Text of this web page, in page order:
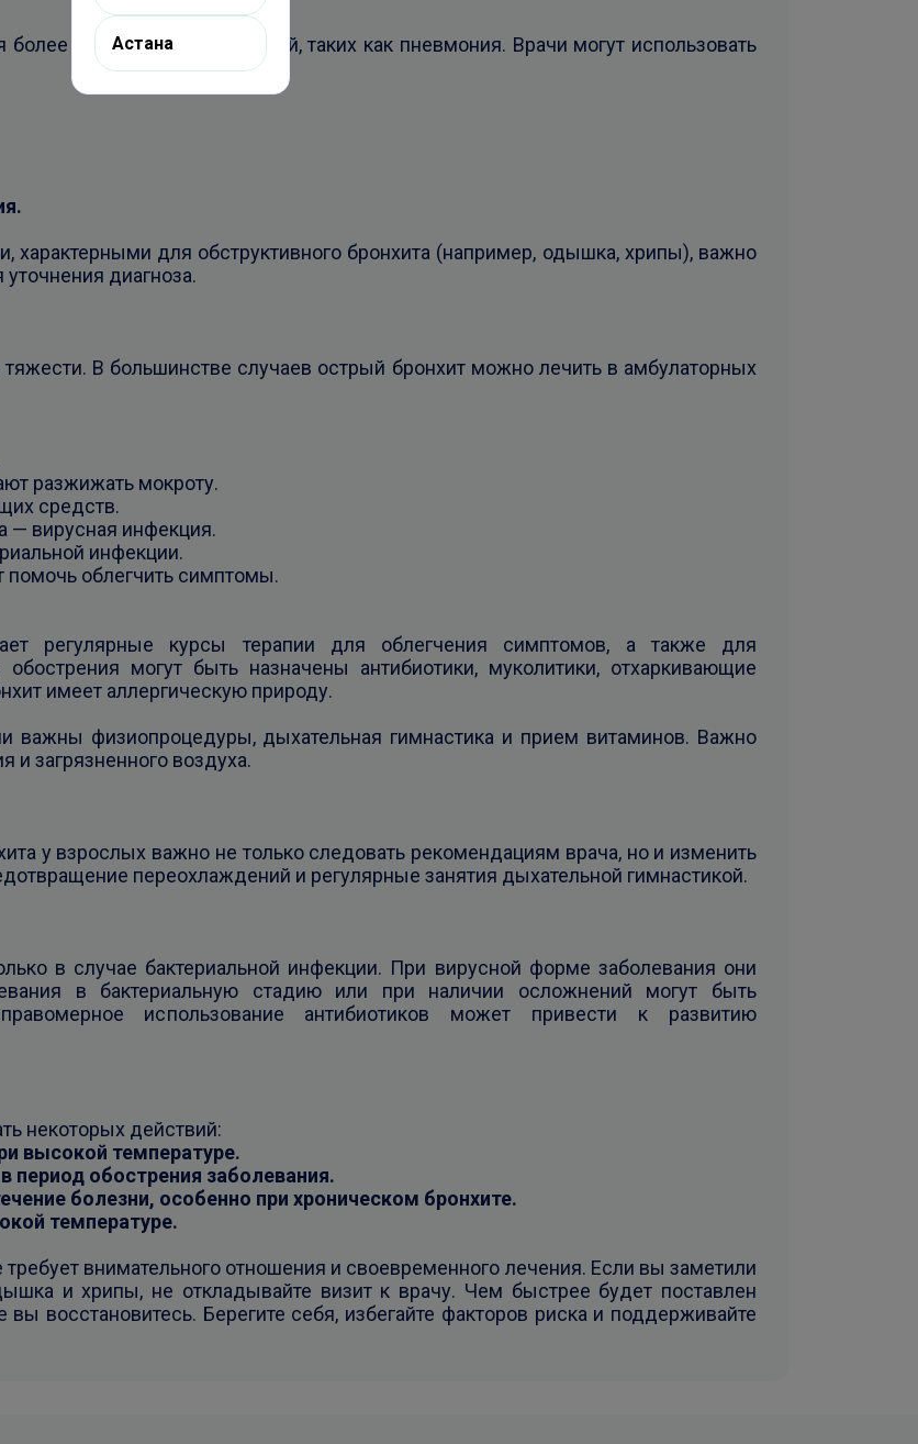
более серьезных заболеваний, таких как пневмония. Врачи могут использовать
характерными для обструктивного бронхита (например, одышка, хрипы), важно
диагноза.
В большинстве случаев острый бронхит можно лечить в амбулаторных
разжижать мокроту.
средств.
— вирусная инфекция.
инфекции.
помочь облегчить симптомы.
регулярные курсы терапии для облегчения симптомов, а также для
могут быть назначены антибиотики, муколитики, отхаркивающие
имеет аллергическую природу.
важны физиопроцедуры, дыхательная гимнастика и прием витаминов. Важно
и загрязненного воздуха.
у взрослых важно не только следовать рекомендациям врача, но и изменить
переохлаждений и регулярные занятия дыхательной гимнастикой.
в случае бактериальной инфекции. При вирусной форме заболевания они
в бактериальную стадию или при наличии осложнений могут быть
использование антибиотиков может привести к развитию
некоторых действий:
высокой температуре.
период обострения заболевания.
болезни, особенно при хроническом бронхите.
температуре.
внимательного отношения и своевременного лечения. Если вы заметили
и хрипы, не откладывайте визит к врачу. Чем быстрее будет поставлен
восстановитесь. Берегите себя, избегайте факторов риска и поддерживайте
Астана